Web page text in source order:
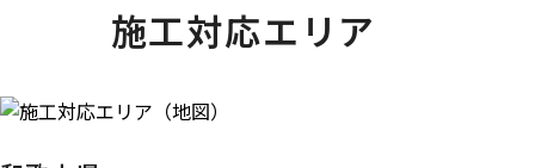
施工対応エリア